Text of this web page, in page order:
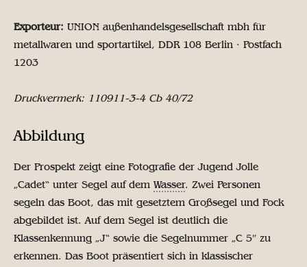
Exporteur: UNION außenhandelsgesellschaft mbh für
metallwaren und sportartikel, DDR 108 Berlin · Postfach
1203
Druckvermerk: 110911-3-4 Cb 40/72
Abbildung
Der Prospekt zeigt eine Fotografie der Jugend Jolle
„Cadet“ unter Segel auf dem Wasser. Zwei Personen
segeln das Boot, das mit gesetztem Großsegel und Fock
abgebildet ist. Auf dem Segel ist deutlich die
Klassenkennung „J“ sowie die Segelnummer „C 5″ zu
erkennen. Das Boot präsentiert sich in klassischer